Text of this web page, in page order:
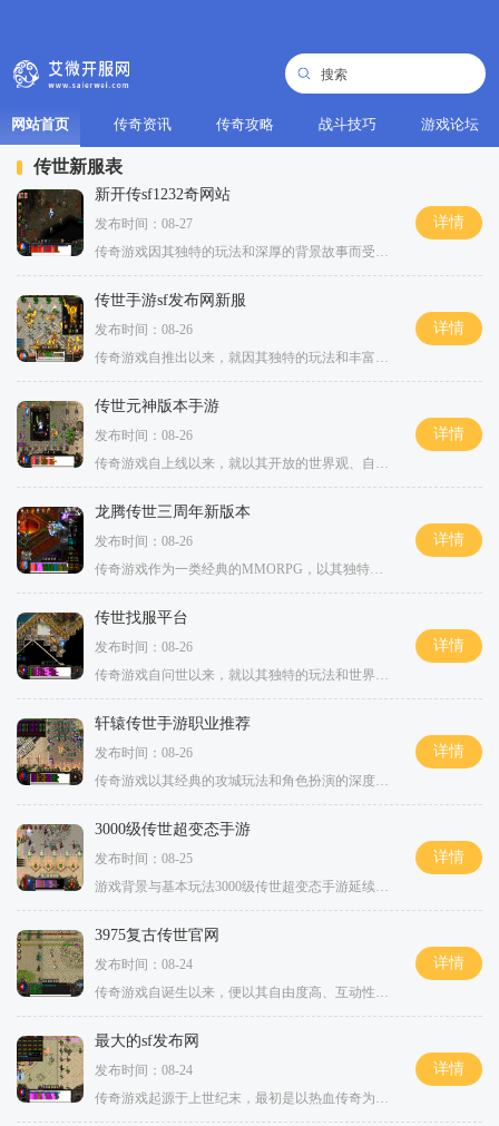
网站首页 传奇资讯 传奇攻略 战斗技巧 游戏论坛
传世新服表
新开传sf1232奇网站
发布时间：08-27
传奇游戏因其独特的玩法和深厚的背景故事而受到玩家的热爱。玩家可以选择不同的职业，如战士、法师和道士，每个职业都有其独特的技能和玩法。在新开传sf1232奇网站中，玩家将体验到最真实的角色扮演感受。通过不断的战斗和冒险，角色可以逐步提升自己的
详情
传世手游sf发布网新服
发布时间：08-26
传奇游戏自推出以来，就因其独特的玩法和丰富的故事情节吸引了大量玩家。游戏中，玩家可以选择战士、法师和道士三大职业，每个职业都有其独特的优势和技能。战士以高防御和近战攻击著称，法师则以强大的法术输出和范围攻击闻名，而道士则拥有辅助和召唤的技能
详情
传世元神版本手游
发布时间：08-26
传奇游戏自上线以来，就以其开放的世界观、自由的交易系统以及激烈的PK对战吸引了无数玩家。传世元神版本手游延续了这一传统，结合现代手游的便捷性和社交性，使得游戏更加易于上手，同时也保留了经典传奇的精髓。角色扮演在传世元神版本手游中，玩家可以选
详情
龙腾传世三周年新版本
发布时间：08-26
传奇游戏作为一类经典的MMORPG，以其独特的玩法和丰富的社交元素吸引了无数玩家。游戏中，玩家可以选择不同的职业，探索广阔的地图，与怪物战斗，完成任务，提升角色等级。在这一过程中，玩家不仅能体验到打怪升级的快感，还能结识志同道合的朋友，共同
详情
传世找服平台
发布时间：08-26
传奇游戏自问世以来，就以其独特的玩法和世界观赢得了无数玩家的喜爱。作为一款角色扮演类游戏，传奇的核心在于玩家扮演的角色。玩家可以选择不同的职业，如战士、法师和道士，每个职业都有独特的技能和特点。战士以高攻击和耐久著称，法师则拥有强大的魔法攻
详情
轩辕传世手游职业推荐
发布时间：08-26
传奇游戏以其经典的攻城玩法和角色扮演的深度，带给玩家无与伦比的游戏体验。轩辕传世延续了这一传统，玩家可以选择不同的职业，参与到激烈的战斗中。游戏中丰富的副本、活动和多样的地图设计，使得每位玩家都能找到适合自己的玩法。职业推荐战士战士是轩辕传
详情
3000级传世超变态手游
发布时间：08-25
游戏背景与基本玩法3000级传世超变态手游延续了传奇游戏的经典元素，以丰富的剧情和多样的职业设置为基础，让玩家在这个充满冒险与挑战的世界中体验角色扮演的乐趣。游戏中设有多个职业，如战士、法师、道士等，每个职业都有其独特的技能和属性，玩家可以
详情
3975复古传世官网
发布时间：08-24
传奇游戏自诞生以来，便以其自由度高、互动性强而受到玩家的喜爱。在3975复古传世中，玩家可以自由选择职业、探索广袤的游戏世界、与其他玩家组队进行冒险。游戏设定了多个职业，如战士、法师和道士，每个职业都有其独特的技能和玩法。这种职业的多样性，
详情
最大的sf发布网
发布时间：08-24
传奇游戏起源于上世纪末，最初是以热血传奇为代表的多人在线角色扮演游戏。玩家在游戏中可以选择不同的职业，如战士、法师和道士，参与到一个充满挑战和冒险的虚拟世界中。在这个世界里，玩家需要通过打怪升级、完成任务、装备强化等方式，提升自己的角色属性
详情